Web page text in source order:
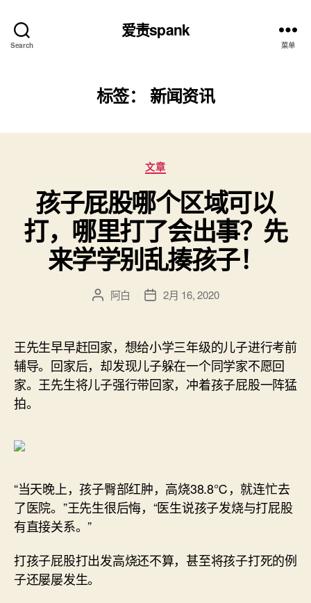
Search
爱责spank
菜单
标签： 新闻资讯
分
类
文章
孩子屁股哪个区域可以
打，哪里打了会出事？先
来学学别乱揍孩子！
文
者
阿白
发
期
2月 16, 2020
王先生早早赶回家，想给小学三年级的儿子进行考前
辅导。回家后，却发现儿子躲在一个同学家不愿回
家。王先生将儿子强行带回家，冲着孩子屁股一阵猛
拍。
“当天晚上，孩子臀部红肿，高烧38.8℃，就连忙去
了医院。”王先生很后悔，“医生说孩子发烧与打屁股
有直接关系。”
打孩子屁股打出发高烧还不算，甚至将孩子打死的例
子还屡屡发生。